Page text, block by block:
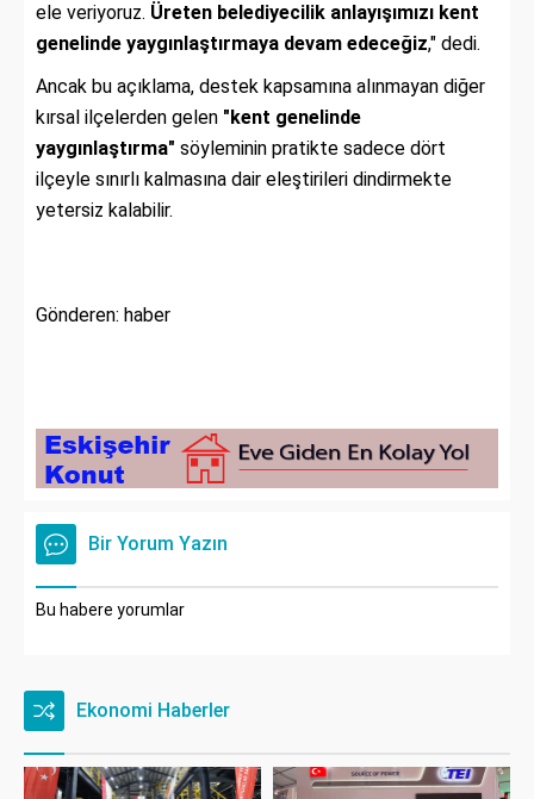
ele veriyoruz. Üreten belediyecilik anlayışımızı kent
genelinde yaygınlaştırmaya devam edeceğiz," dedi.
Ancak bu açıklama, destek kapsamına alınmayan diğer
kırsal ilçelerden gelen "kent genelinde
yaygınlaştırma" söyleminin pratikte sadece dört
ilçeyle sınırlı kalmasına dair eleştirileri dindirmekte
yetersiz kalabilir.
Gönderen: haber
Bir Yorum Yazın
Bu habere yorumlar
Ekonomi Haberler